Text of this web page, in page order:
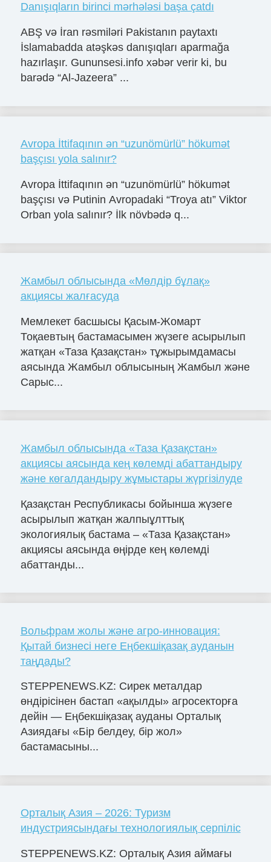
Danışıqların birinci mərhələsi başa çatdı
ABŞ və İran rəsmiləri Pakistanın paytaxtı
İslamabadda atəşkəs danışıqları aparmağa
hazırlaşır. Gununsesi.info xəbər verir ki, bu
barədə “Al-Jazeera” ...
Avropa İttifaqının ən “uzunömürlü” hökumət
başçısı yola salınır?
Avropa İttifaqının ən “uzunömürlü” hökumət
başçısı və Putinin Avropadaki “Troya atı” Viktor
Orban yola salınır? İlk növbədə q...
Жамбыл облысында «Мөлдір бұлақ»
акциясы жалғасуда
Мемлекет басшысы Қасым-Жомарт
Тоқаевтың бастамасымен жүзеге асырылып
жатқан «Таза Қазақстан» тұжырымдамасы
аясында Жамбыл облысының Жамбыл және
Сарыс...
Жамбыл облысында «Таза Қазақстан»
акциясы аясында кең көлемді абаттандыру
және көгалдандыру жұмыстары жүргізілуде
Қазақстан Республикасы бойынша жүзеге
асырылып жатқан жалпыұлттық
экологиялық бастама – «Таза Қазақстан»
акциясы аясында өңірде кең көлемді
абаттанды...
Вольфрам жолы және агро-инновация:
Қытай бизнесі неге Еңбекшіқазақ ауданын
таңдады?
STEPPENEWS.KZ: Сирек металдар
өндірісінен бастап «ақылды» агросекторға
дейін — Еңбекшіқазақ ауданы Орталық
Азиядағы «Бір белдеу, бір жол»
бастамасыны...
Орталық Азия – 2026: Туризм
индустриясындағы технологиялық серпіліс
STEPPENEWS.KZ: Орталық Азия аймағы